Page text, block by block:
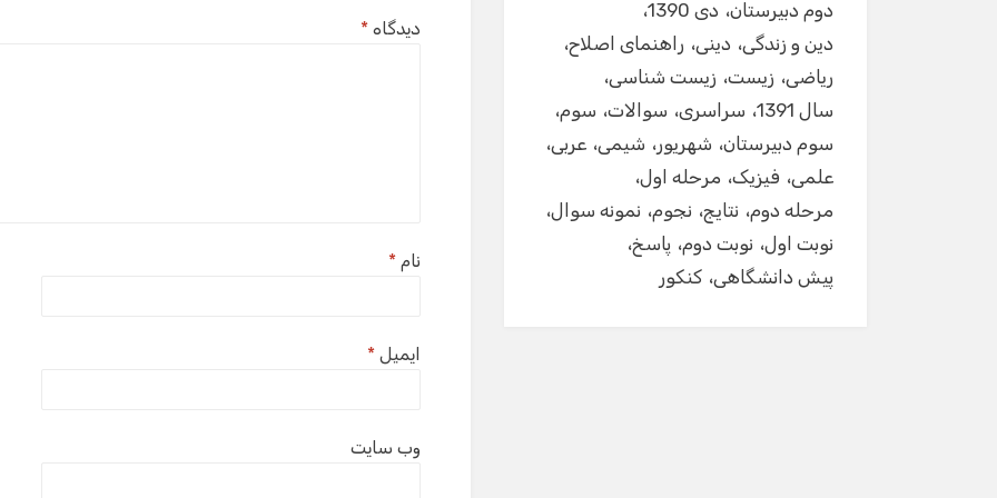
دیدگاه*
نام*
ایمیل*
وب‌ سایت
دوم دبیرستان دی 1390
دین و زندگی دینی راهنمای اصلاح
ریاضی زیست زیست شناسی
سال 1391
سراسری سوالات سوم
سوم دبیرستان شهریور شیمی عربی
علمی فیزیک مرحله اول
مرحله دوم نتایج نجوم نمونه سوال
نوبت اول نوبت دوم پاسخ
پیش دانشگاهی کنکور